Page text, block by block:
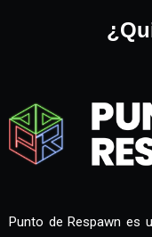
Punto de Respawn es